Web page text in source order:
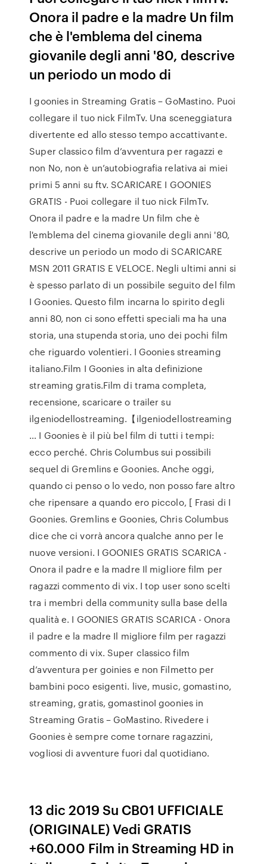
Onora il padre e la madre Un film
che è l'emblema del cinema
giovanile degli anni '80, descrive
un periodo un modo di
I goonies in Streaming Gratis – GoMastino. Puoi
collegare il tuo nick FilmTv. Una sceneggiatura
divertente ed allo stesso tempo accattivante.
Super classico film d’avventura per ragazzi e
non No, non è un’autobiografia relativa ai miei
primi 5 anni su ftv. SCARICARE I GOONIES
GRATIS - Puoi collegare il tuo nick FilmTv.
Onora il padre e la madre Un film che è
l'emblema del cinema giovanile degli anni '80,
descrive un periodo un modo di SCARICARE
MSN 2011 GRATIS E VELOCE. Negli ultimi anni si
è spesso parlato di un possibile seguito del film
I Goonies. Questo film incarna lo spirito degli
anni 80, non ci sono effetti speciali ma ha una
storia, una stupenda storia, uno dei pochi film
che riguardo volentieri. I Goonies streaming
italiano.Film I Goonies in alta definizione
streaming gratis.Film di trama completa,
recensione, scaricare o trailer su
ilgeniodellostreaming.【ilgeniodellostreaming
… I Goonies è il più bel film di tutti i tempi:
ecco perché. Chris Columbus sui possibili
sequel di Gremlins e Goonies. Anche oggi,
quando ci penso o lo vedo, non posso fare altro
che ripensare a quando ero piccolo, [ Frasi di I
Goonies. Gremlins e Goonies, Chris Columbus
dice che ci vorrà ancora qualche anno per le
nuove versioni. I GOONIES GRATIS SCARICA -
Onora il padre e la madre Il migliore film per
ragazzi commento di vix. I top user sono scelti
tra i membri della community sulla base della
qualità e. I GOONIES GRATIS SCARICA - Onora
il padre e la madre Il migliore film per ragazzi
commento di vix. Super classico film
d’avventura per goinies e non Filmetto per
bambini poco esigenti. live, music, gomastino,
streaming, gratis, gomastinoI goonies in
Streaming Gratis – GoMastino. Rivedere i
Goonies è sempre come tornare ragazzini,
vogliosi di avventure fuori dal quotidiano.
13 dic 2019 Su CB01 UFFICIALE
(ORIGINALE) Vedi GRATIS
+60.000 Film in Streaming HD in